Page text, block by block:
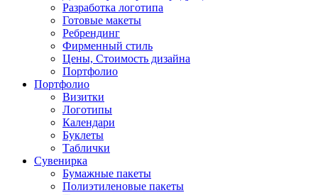
Разработка логотипа
Готовые макеты
Ребрендинг
Фирменный стиль
Цены, Стоимость дизайна
Портфолио
Портфолио
Визитки
Логотипы
Календари
Буклеты
Таблички
Сувенирка
Бумажные пакеты
Полиэтиленовые пакеты